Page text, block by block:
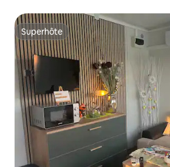
Superhôte
Superhôte